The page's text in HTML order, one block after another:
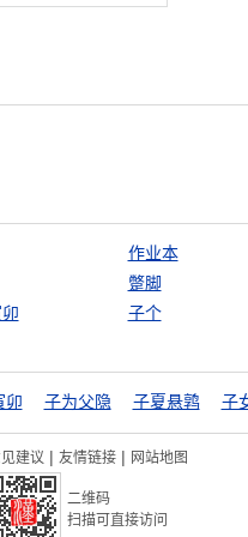
作业本
蹩脚
子个
卯 子为父隐 子夏悬鹑 子
建议 | 友情链接 | 网站地图
二维码
扫描可直接访问